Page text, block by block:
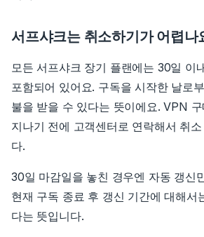
서프샤크는 취소하기가 어렵나
모든 서프샤크 장기 플랜에는 30일 이
포함되어 있어요. 구독을 시작한 날로
불을 받을 수 있다는 뜻이에요. VPN
지나기 전에 고객센터로 연락해서 취
다.
30일 마감일을 놓친 경우엔 자동 갱신
현재 구독 종료 후 갱신 기간에 대해서
다는 뜻입니다.